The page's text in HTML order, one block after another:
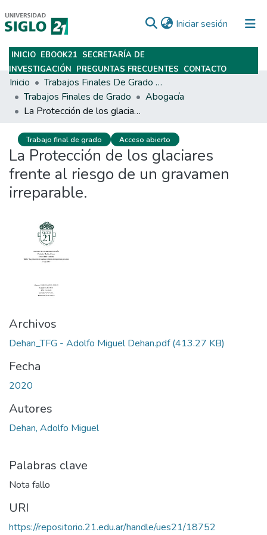
Iniciar sesión (current)
Subir
INICIO EBOOK21 SECRETARÍA DE
INVESTIGACIÓN PREGUNTAS FRECUENTES CONTACTO
Inicio
Trabajos Finales De Grado Y Posgrado
Trabajos Finales de Grado
Abogacía
La Protección de los glaciares frente al riesgo de un gravamen irreparable.
Trabajo final de grado Acceso abierto
La Protección de los glaciares
frente al riesgo de un gravamen
irreparable.
Archivos
Dehan_TFG - Adolfo Miguel Dehan.pdf(413.27 KB)
Fecha
2020
Autores
Dehan, Adolfo Miguel
Palabras clave
Nota fallo
URI
https://repositorio.21.edu.ar/handle/ues21/18752